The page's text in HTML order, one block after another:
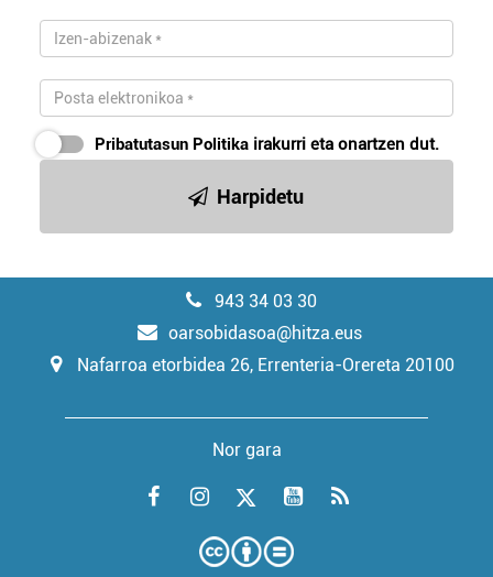
Pribatutasun Politika irakurri eta onartzen dut.
Harpidetu
943 34 03 30
oarsobidasoa@hitza.eus
Nafarroa etorbidea 26, Errenteria-Orereta 20100
Nor gara